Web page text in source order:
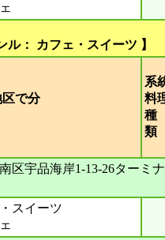
： カフェ・スイーツ 】
で分
系
料
種
区宇品海岸1-13-26ターミナ
スイーツ